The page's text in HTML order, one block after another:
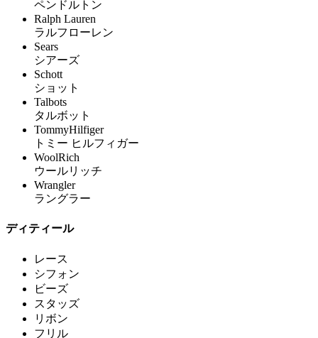
ペンドルトン
Ralph Lauren
ラルフローレン
Sears
シアーズ
Schott
ショット
Talbots
タルボット
TommyHilfiger
トミー ヒルフィガー
WoolRich
ウールリッチ
Wrangler
ラングラー
ディティール
レース
シフォン
ビーズ
スタッズ
リボン
フリル